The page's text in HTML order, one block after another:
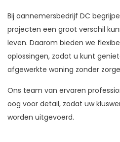
Bij aannemersbedrijf DC
projecten een groot verschil
leven. Daarom bieden we
oplossingen, zodat u kunt
afgewerkte woning zonder
Ons team van ervaren
oog voor detail, zodat uw
worden uitgevoerd.